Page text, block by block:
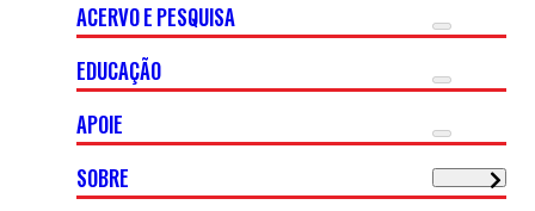
ACERVO E PESQUISA
EDUCAÇÃO
APOIE
SOBRE